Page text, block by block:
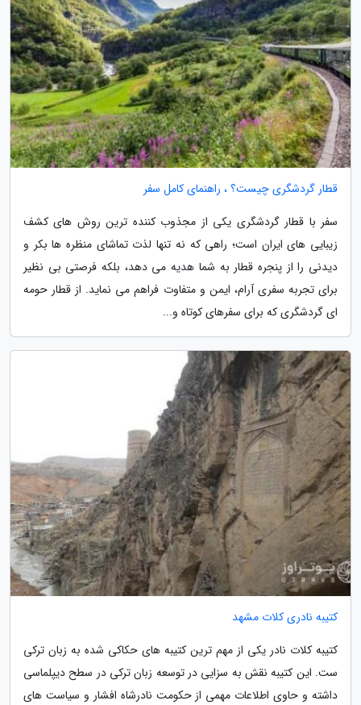
قطار گردشگری چیست؟ ، راهنمای کامل سفر
سفر با قطار گردشگری یکی از مجذوب کننده ترین روش های کشف
زیبایی های ایران است؛ راهی که نه تنها لذت تماشای منظره ها بکر و
دیدنی را از پنجره قطار به شما هدیه می دهد، بلکه فرصتی بی نظیر
برای تجربه سفری آرام، ایمن و متفاوت فراهم می نماید. از قطار حومه
ای گردشگری که برای سفرهای کوتاه و...
کتیبه نادری کلات مشهد
کتیبه کلات نادر یکی از مهم ترین کتیبه های حکاکی شده به زبان ترکی
ست. این کتیبه نقش به سزایی در توسعه زبان ترکی در سطح دیپلماسی
داشته و حاوی اطلاعات مهمی از حکومت نادرشاه افشار و سیاست های